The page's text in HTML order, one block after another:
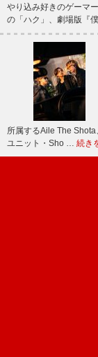
やり込み好きのゲーマ
の「ハク」、劇場版『
所属するAile The Shota
ユニット・Sho … 続き